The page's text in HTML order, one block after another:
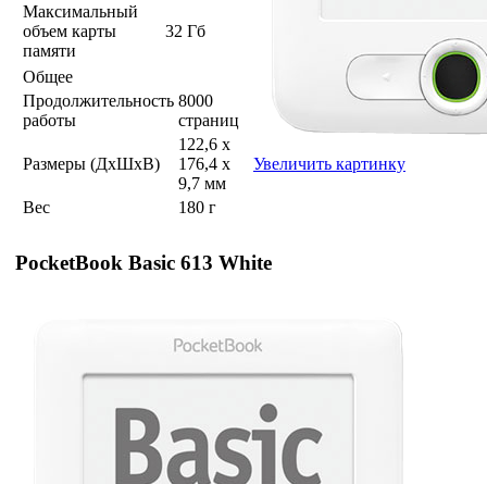
Максимальный
объем карты
памяти
32 Гб
Общее
Продолжительность
работы
8000
страниц
Размеры (ДхШхВ)
122,6 х
176,4 х
9,7 мм
Вес
180 г
Увеличить картинку
PocketBook Basic 613 White